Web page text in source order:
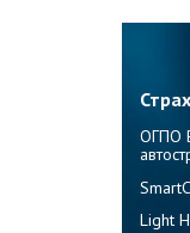
ОГПО
Light